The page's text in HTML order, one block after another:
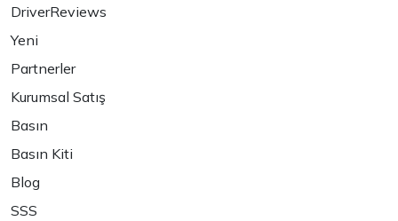
DriverReviews
Yeni
Partnerler
Kurumsal Satış
Basın
Basın Kiti
Blog
SSS